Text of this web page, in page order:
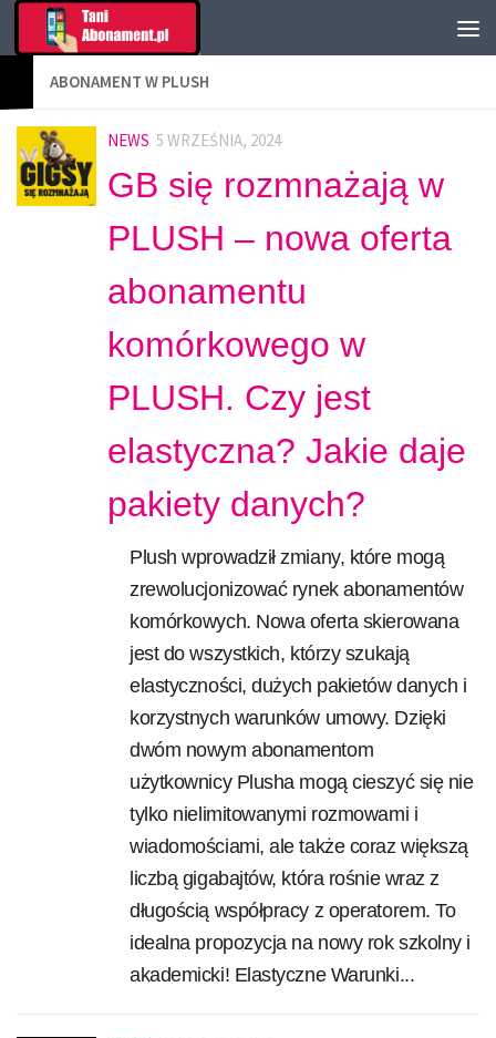
ABONAMENT W PLUSH
NEWS 5 WRZEŚNIA, 2024
GB się rozmnażają w
PLUSH – nowa oferta
abonamentu
komórkowego w
PLUSH. Czy jest
elastyczna? Jakie daje
pakiety danych?
Plush wprowadził zmiany, które mogą
zrewolucjonizować rynek abonamentów
komórkowych. Nowa oferta skierowana
jest do wszystkich, którzy szukają
elastyczności, dużych pakietów danych i
korzystnych warunków umowy. Dzięki
dwóm nowym abonamentom
użytkownicy Plusha mogą cieszyć się nie
tylko nielimitowanymi rozmowami i
wiadomościami, ale także coraz większą
liczbą gigabajtów, która rośnie wraz z
długością współpracy z operatorem. To
idealna propozycja na nowy rok szkolny i
akademicki! Elastyczne Warunki...